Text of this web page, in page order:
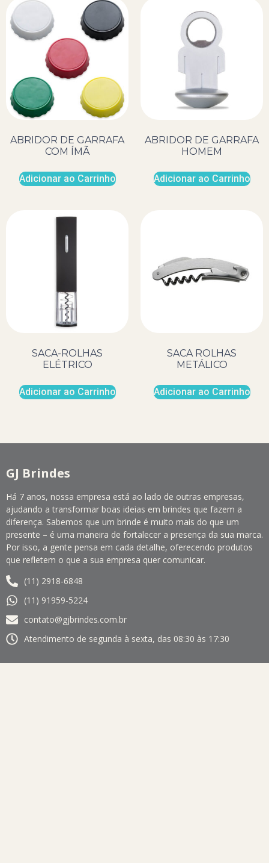
ABRIDOR DE GARRAFA
COM ÍMÃ
Adicionar ao Carrinho
ABRIDOR DE GARRAFA
HOMEM
Adicionar ao Carrinho
SACA-ROLHAS
ELÉTRICO
Adicionar ao Carrinho
SACA ROLHAS
METÁLICO
Adicionar ao Carrinho
GJ Brindes
Há 7 anos, nossa empresa está ao lado de outras empresas,
ajudando a transformar boas ideias em brindes que fazem a
diferença. Sabemos que um brinde é muito mais do que um
presente – é uma maneira de fortalecer a presença da sua marca.
Por isso, a gente pensa em cada detalhe, oferecendo produtos
que refletem o que a sua empresa quer comunicar.
(11) 2918-6848
(11) 91959-5224
contato@gjbrindes.com.br
Atendimento de segunda à sexta, das 08:30 às 17:30